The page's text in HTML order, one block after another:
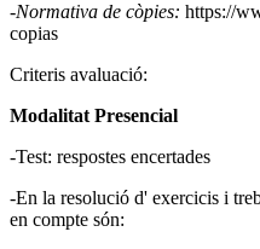
-Normativa de còpies: https://
copias
Criteris avaluació:
Modalitat Presencial
-Test: respostes encertades
-En la resolució d' exercicis i
en compte són: